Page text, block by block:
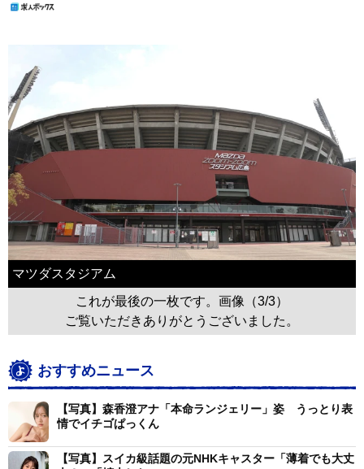
マツダスタジアム
これが最後の一枚です。画像（3/3）
ご覧いただきありがとうございました。
おすすめニュース
【写真】森香澄アナ「本命ランジェリー」姿 うっとり表
情でイチゴぱっくん
【写真】スイカ級話題の元NHKキャスター「薄着でも大丈